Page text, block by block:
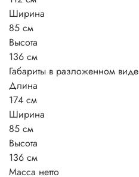
Ширина
85 см
Высота
136 см
Габариты в разложенном виде
Длина
174 см
Ширина
85 см
Высота
136 см
Масса нетто